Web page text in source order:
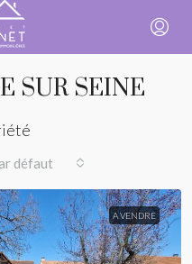
SUR SEINE
défaut
A VENDRE